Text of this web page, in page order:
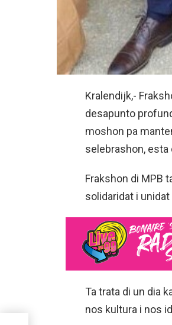
Kralendijk,-
desapunto
moshon pa
selebrashon, esta
Frakshon di MPB
solidaridat i
Ta trata di un dia
nos kultura i nos